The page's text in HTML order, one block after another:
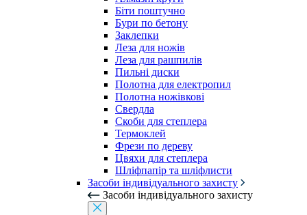
Біти поштучно
Бури по бетону
Заклепки
Леза для ножів
Леза для рашпилів
Пильні диски
Полотна для електропил
Полотна ножівкові
Свердла
Скоби для степлера
Термоклей
Фрези по дереву
Цвяхи для степлера
Шліфпапір та шліфлисти
Засоби індивідуального захисту
Засоби індивідуального захисту